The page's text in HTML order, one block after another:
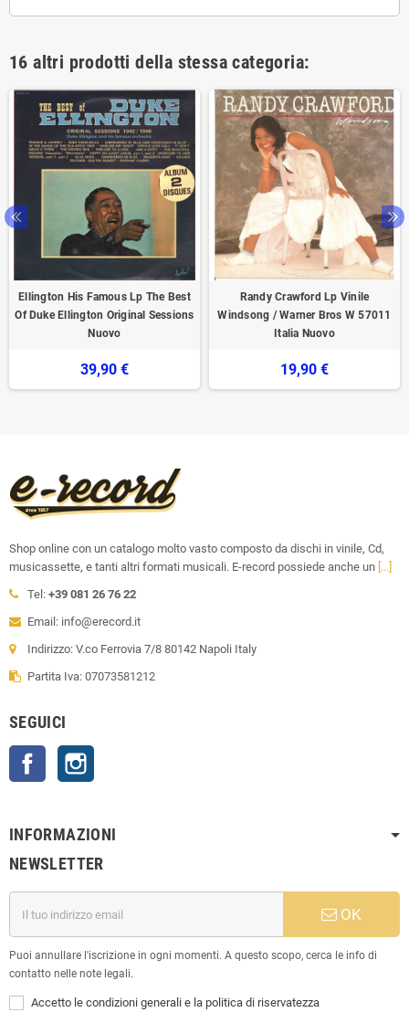
16 altri prodotti della stessa categoria:
Ellington His Famous Lp The Best
Of Duke Ellington Original Sessions
Nuovo
39,90 €
Randy Crawford ‎Lp Vinile
Windsong / Warner Bros W 57011
Italia Nuovo
19,90 €
Shop online con un catalogo molto vasto composto da dischi in vinile, Cd,
musicassette, e tanti altri formati musicali. E-record possiede anche un [...]
Tel: +39 081 26 76 22
Email: info@erecord.it
Indirizzo: V.co Ferrovia 7/8 80142 Napoli Italy
Partita Iva: 07073581212
SEGUICI
Facebook
INFORMAZIONI
NEWSLETTER
OK
Puoi annullare l'iscrizione in ogni momenti. A questo scopo, cerca le info di
contatto nelle note legali.
Accetto le condizioni generali e la politica di riservatezza